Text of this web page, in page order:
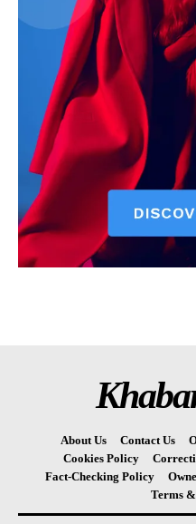
About Us Contact Us
Cookies Policy
Fact-Checking Policy
Terms